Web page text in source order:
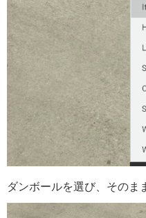
ダンボールを選び、そのま